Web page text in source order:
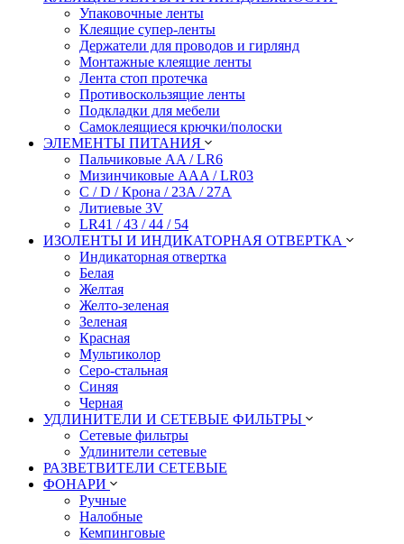
Упаковочные ленты
Клеящие супер-ленты
Держатели для проводов и гирлянд
Монтажные клеящие ленты
Лента стоп протечка
Противоскользящие ленты
Подкладки для мебели
Самоклеящиеся крючки/полоски
ЭЛЕМЕНТЫ ПИТАНИЯ
Пальчиковые AA / LR6
Мизинчиковые AAA / LR03
C / D / Крона / 23A / 27A
Литиевые 3V
LR41 / 43 / 44 / 54
ИЗОЛЕНТЫ И ИНДИКАТОРНАЯ ОТВЕРТКА
Индикаторная отвертка
Белая
Желтая
Желто-зеленая
Зеленая
Красная
Мультиколор
Серо-стальная
Синяя
Черная
УДЛИНИТЕЛИ И СЕТЕВЫЕ ФИЛЬТРЫ
Сетевые фильтры
Удлинители сетевые
РАЗВЕТВИТЕЛИ СЕТЕВЫЕ
ФОНАРИ
Ручные
Налобные
Кемпинговые